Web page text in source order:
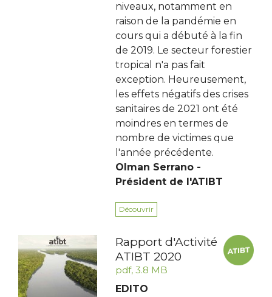
niveaux, notamment en
raison de la pandémie en
cours qui a débuté à la fin
de 2019. Le secteur forestier
tropical n'a pas fait
exception. Heureusement,
les effets négatifs des crises
sanitaires de 2021 ont été
moindres en termes de
nombre de victimes que
l'année précédente.
Olman Serrano -
Président de l'ATIBT
Découvrir
Rapport d'Activité
ATIBT 2020
pdf, 3.8 MB
EDITO